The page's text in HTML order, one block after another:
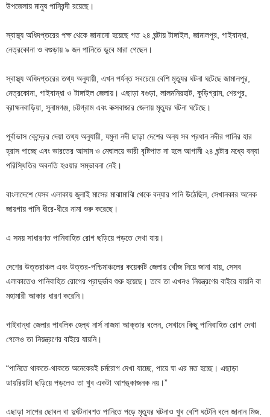
উপজেলায় মানুষ পানিবন্দী রয়েছে।
স্বাস্থ্য অধিদপ্তরের পক্ষ থেকে জানানো হয়েছে গত ২৪ ঘন্টায় টাঙ্গাইল, জামালপুর, গাইবান্ধা,
নেত্রকোনা ও বগুড়ায় ৯ জন পানিতে ডুবে মারা গেছেন।
স্বাস্থ্য অধিদপ্তরের তথ্য অনুযায়ী, এখন পর্যন্ত সবচেয়ে বেশি মৃত্যুর ঘটনা ঘটেছে জামালপুর,
নেত্রকোনা, গাইবান্ধা ও টাঙ্গাইল জেলায়। এছাড়া বগুড়া, লালমনিরহাট, কুড়িগ্রাম, শেরপুর,
ব্রাহ্মনবাড়িয়া, সুনামগঞ্জ, চট্টগ্রাম এবং কক্সবাজার জেলায় মৃত্যুর ঘটনা ঘটেছে।
পূর্বাভাস কেন্দ্রের দেয়া তথ্য অনুযায়ী, যমুনা নদী ছাড়া দেশের অন্য সব প্রধান নদীর পানির হার
হ্রাস পাচ্ছে এবং ভারতের আসাম ও মেঘালয়ে ভারী বৃষ্টিপাত না হলে আগামী ২৪ ঘন্টার মধ্যে বন্যা
পরিস্থিতির অবনতি হওয়ার সম্ভাবনা নেই।
বাংলাদেশে যেসব এলাকায় জুলাই মাসের মাঝামাঝি থেকে বন্যার পানি উঠেছিল, সেখানকার অনেক
জায়গায় পানি ধীরে-ধীরে নামা শুরু করেছে।
এ সময় সাধারণত পানিবাহিত রোগ ছড়িয়ে পড়তে দেখা যায়।
দেশের উত্তরাঞ্চল এবং উত্তর-পশ্চিমাঞ্চলের কয়েকটি জেলায় খোঁজ নিয়ে জানা যায়, সেসব
এলাকাতেও পানিবাহিত রোগের প্রাদুর্ভাব শুরু হয়েছে। তবে তা এখনও নিয়ন্ত্রণের বাইরে যায়নি বা
মহামারী আকার ধারণ করেনি।
গাইবান্ধা জেলার পাবলিক হেল্থ নার্স নাজমা আক্তার বলেন, সেখানে কিছু পানিবাহিত রোগ দেখা
গেলেও তা নিয়ন্ত্রণের বাইরে যায়নি।
“পানিতে থাকতে-থাকতে অনেকেরই চর্মরোগ দেখা যাচ্ছে, পায়ে ঘা এর মত হচ্ছে। এছাড়া
ডায়রিয়াটা ছড়িয়ে পড়লেও তা খুব একটা আশঙ্কাজনক নয়।”
এছাড়া সাপের ছোবল বা দুর্ঘটনাবশত পানিতে পড়ে মৃত্যুর ঘটনাও খুব বেশি ঘটেনি বলে জানান মিজ.